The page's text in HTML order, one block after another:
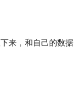
来，和自己的数据